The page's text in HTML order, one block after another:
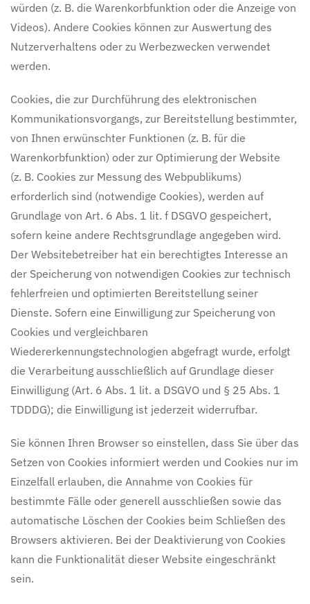
würden (z. B. die Warenkorbfunktion oder die Anzeige von
Videos). Andere Cookies können zur Auswertung des
Nutzerverhaltens oder zu Werbezwecken verwendet
werden.
Cookies, die zur Durchführung des elektronischen
Kommunikationsvorgangs, zur Bereitstellung bestimmter,
von Ihnen erwünschter Funktionen (z. B. für die
Warenkorbfunktion) oder zur Optimierung der Website
(z. B. Cookies zur Messung des Webpublikums)
erforderlich sind (notwendige Cookies), werden auf
Grundlage von Art. 6 Abs. 1 lit. f DSGVO gespeichert,
sofern keine andere Rechtsgrundlage angegeben wird.
Der Websitebetreiber hat ein berechtigtes Interesse an
der Speicherung von notwendigen Cookies zur technisch
fehlerfreien und optimierten Bereitstellung seiner
Dienste. Sofern eine Einwilligung zur Speicherung von
Cookies und vergleichbaren
Wiedererkennungstechnologien abgefragt wurde, erfolgt
die Verarbeitung ausschließlich auf Grundlage dieser
Einwilligung (Art. 6 Abs. 1 lit. a DSGVO und § 25 Abs. 1
TDDDG); die Einwilligung ist jederzeit widerrufbar.
Sie können Ihren Browser so einstellen, dass Sie über das
Setzen von Cookies informiert werden und Cookies nur im
Einzelfall erlauben, die Annahme von Cookies für
bestimmte Fälle oder generell ausschließen sowie das
automatische Löschen der Cookies beim Schließen des
Browsers aktivieren. Bei der Deaktivierung von Cookies
kann die Funktionalität dieser Website eingeschränkt
sein.